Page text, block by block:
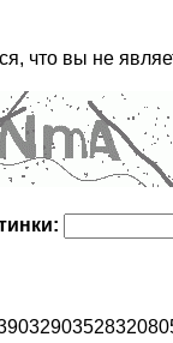
что вы не